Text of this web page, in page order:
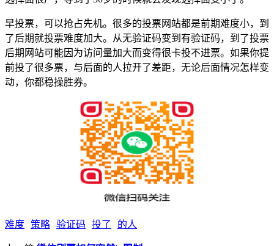
早投票，可以抢占先机。很多的投票网站都是前期难度小，到
了后期就投票难度加大。从无验证码变到有验证码，到了投票
后期网站可能因为访问量加大而变得很卡投不进票。如果你提
前投了很多票，与后面的人拉开了差距，无论后面情况怎样变
动，你都稳操胜券。
难度 策略 验证码 投了 的人